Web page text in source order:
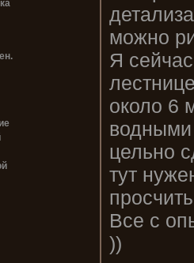
можно
Я
около 6
цельно
тут
Все с
))